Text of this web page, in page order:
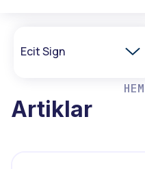
Ecit Sign
HEM
Artiklar